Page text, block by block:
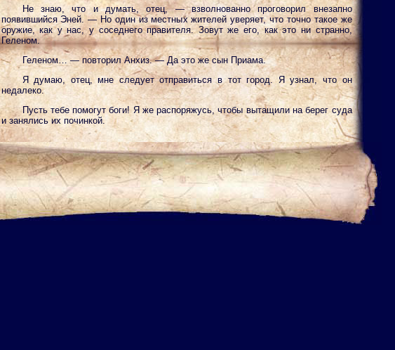
Не знаю, что и думать, отец, — взволнованно проговорил внезапно
появившийся Эней. — Но один из местных жителей уверяет, что точно такое же
оружие, как у нас, у соседнего правителя. Зовут же его, как это ни странно,
Геленом.
Геленом… — повторил Анхиз. — Да это же сын Приама.
Я думаю, отец, мне следует отправиться в тот город. Я узнал, что он
недалеко.
Пусть тебе помогут боги! Я же распоряжусь, чтобы вытащили на берег суда
и занялись их починкой.